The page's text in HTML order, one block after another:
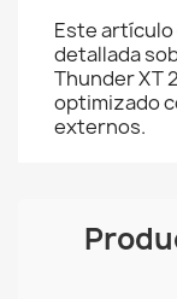
Este
detallada
Thunder XT
optimizado
externos.